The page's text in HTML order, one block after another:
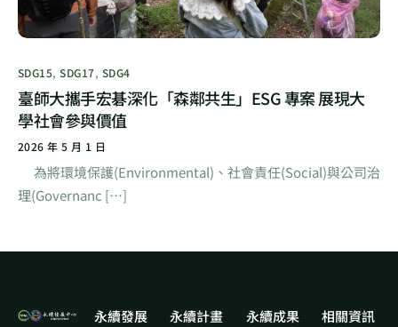
SDG15,SDG17, SDG4
臺師大攜手宏碁深化「森鄰共生」ESG 專案 展現大
學社會參與價值
2026 年 5 月 1 日
為將環境保護(Environmental)、社會責任(Social)與公司治
理(Governanc […]
永續發展
永續計畫
永續成果
相關資訊